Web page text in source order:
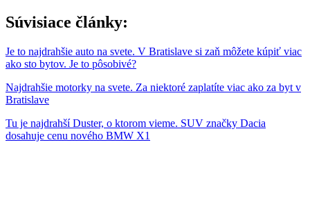
Súvisiace články:
Je to najdrahšie auto na svete. V Bratislave si zaň môžete kúpiť viac
ako sto bytov. Je to pôsobivé?
Najdrahšie motorky na svete. Za niektoré zaplatíte viac ako za byt v
Bratislave
Tu je najdrahší Duster, o ktorom vieme. SUV značky Dacia
dosahuje cenu nového BMW X1